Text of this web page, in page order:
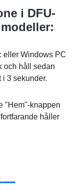
i DFU-
eller Windows PC
och håll sedan
3 sekunder.
"Hem"-knappen
håller